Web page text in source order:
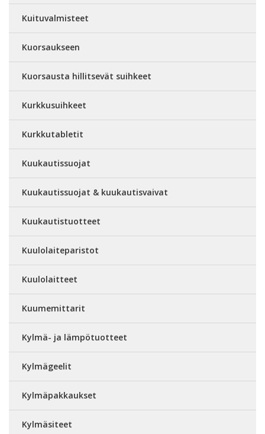
Kuituvalmisteet
Kuorsaukseen
Kuorsausta hillitsevät suihkeet
Kurkkusuihkeet
Kurkkutabletit
Kuukautissuojat
Kuukautissuojat & kuukautisvaivat
Kuukautistuotteet
Kuulolaiteparistot
Kuulolaitteet
Kuumemittarit
Kylmä- ja lämpötuotteet
Kylmägeelit
Kylmäpakkaukset
Kylmäsiteet